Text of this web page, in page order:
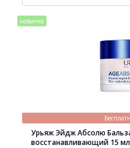
новинка
Урьяж Эйдж Абсолю
восстанавливающий 15 мл